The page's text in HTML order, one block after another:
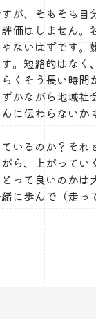
が、そもそも自
価はしません。
ないはずです
。短絡的はなく
くそう長い時
かながら地域社
に伝わらない
いるのか？そ
ら、上がって
って良いのか
に歩んで（走っ